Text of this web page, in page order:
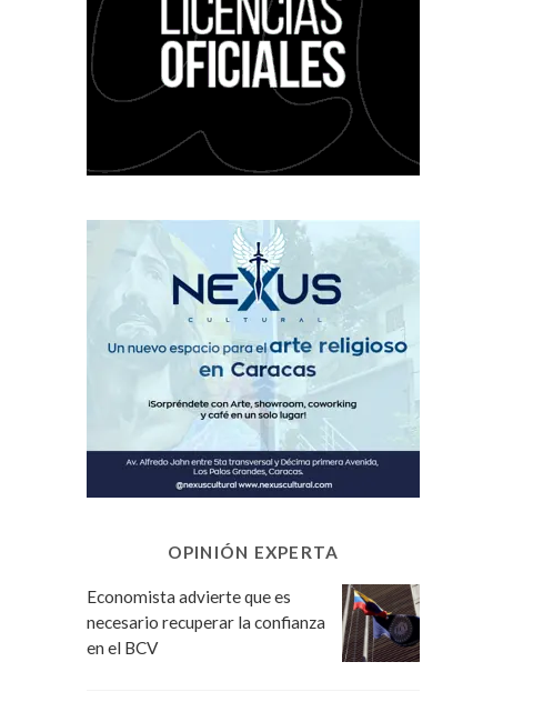
OPINIÓN EXPERTA
Economista advierte que es
necesario recuperar la confianza
en el BCV